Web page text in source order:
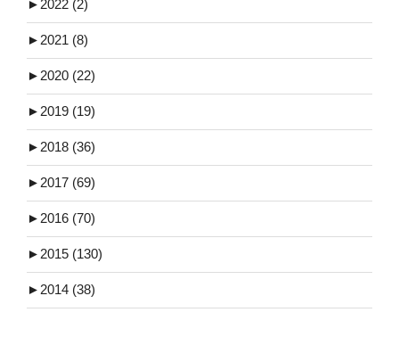
►2022 (2)
►2021 (8)
►2020 (22)
►2019 (19)
►2018 (36)
►2017 (69)
►2016 (70)
►2015 (130)
►2014 (38)